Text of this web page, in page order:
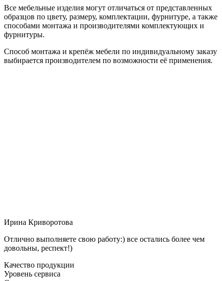
Все мебельные изделия могут отличаться от представленных
образцов по цвету, размеру, комплектации, фурнитуре, а также
способами монтажа и производителями комплектующих и
фурнитуры.
Способ монтажа и крепёж мебели по индивидуальному заказу
выбирается производителем по возможности её применения.
Ирина Криворотова
Отлично выполняете свою работу:) все остались более чем
довольны, респект!)
Качество продукции
Уровень сервиса